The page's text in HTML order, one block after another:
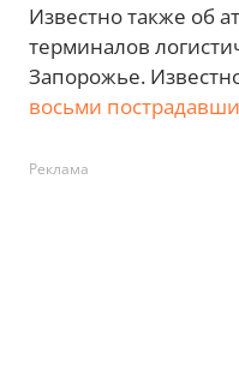
Известно также об
терминалов
Запорожье.
восьми
Реклама